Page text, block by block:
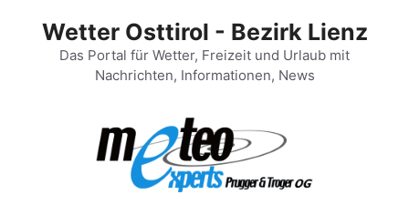
springen
Wetter Osttirol - Bezirk Lienz
Das Portal für Wetter, Freizeit und Urlaub mit
Nachrichten, Informationen, News